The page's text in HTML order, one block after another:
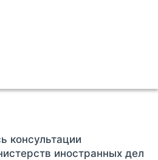
консультации
иностранных дел